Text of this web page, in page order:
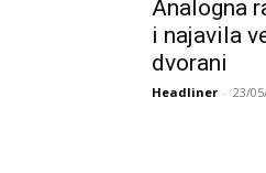
Analogna
i najavila
dvorani
Headliner - 23/